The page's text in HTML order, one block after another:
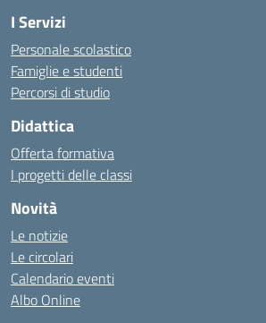
I Servizi
Personale scolastico
Famiglie e studenti
Percorsi di studio
Didattica
Offerta formativa
I progetti delle classi
Novità
Le notizie
Le circolari
Calendario eventi
Albo Online